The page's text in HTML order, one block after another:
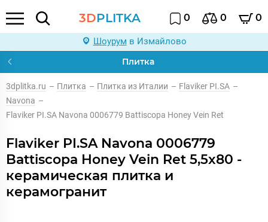
3DPLITKA 0 0 0
Шоурум в Измайлово
Плитка
3dplitka.ru – Плитка – Плитка из Италии – Flaviker PI.SA –
Navona –
Flaviker PI.SA Navona 0006779 Battiscopa Honey Vein Ret
Flaviker PI.SA Navona 0006779
Battiscopa Honey Vein Ret 5,5x80 -
керамическая плитка и
керамогранит